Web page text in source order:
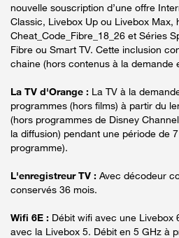
nouvelle souscription d’une offre
Classic, Livebox Up ou Livebox Max,
Cheat_Code_Fibre_18_26 et Séries
Fibre ou Smart TV. Cette inclusion
chaine (hors contenus à la demande
La TV d'Orange : La TV à la
programmes (hors films) à partir du
(hors programmes de Disney
la diffusion) pendant une période de
programme).
L'enregistreur TV : Avec décodeur
conservés 36 mois.
Wifi 6E : Débit wifi avec une Livebox
avec la Livebox 5. Débit en 5 GHz à